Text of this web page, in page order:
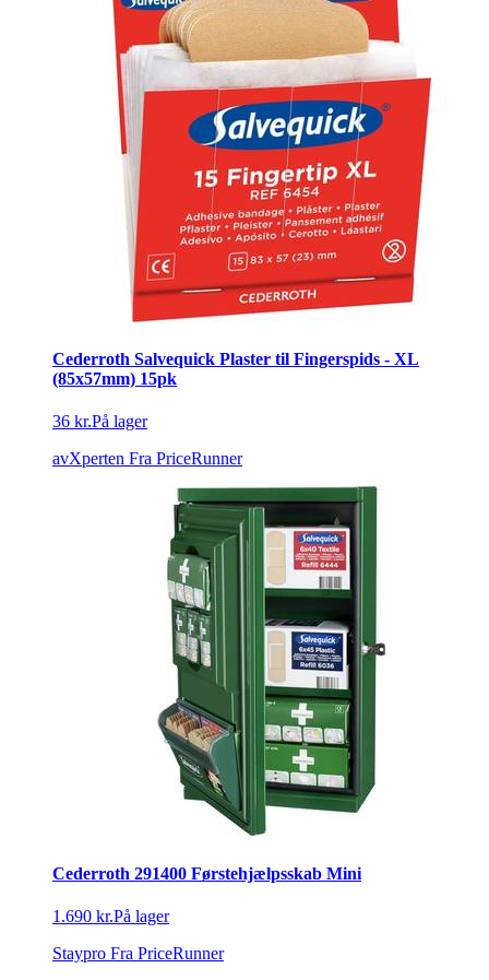
Cederroth Salvequick Plaster til Fingerspids - XL
(85x57mm) 15pk
36 kr.På lager
avXperten Fra PriceRunner
Cederroth 291400 Førstehjælpsskab Mini
1.690 kr.På lager
Staypro Fra PriceRunner